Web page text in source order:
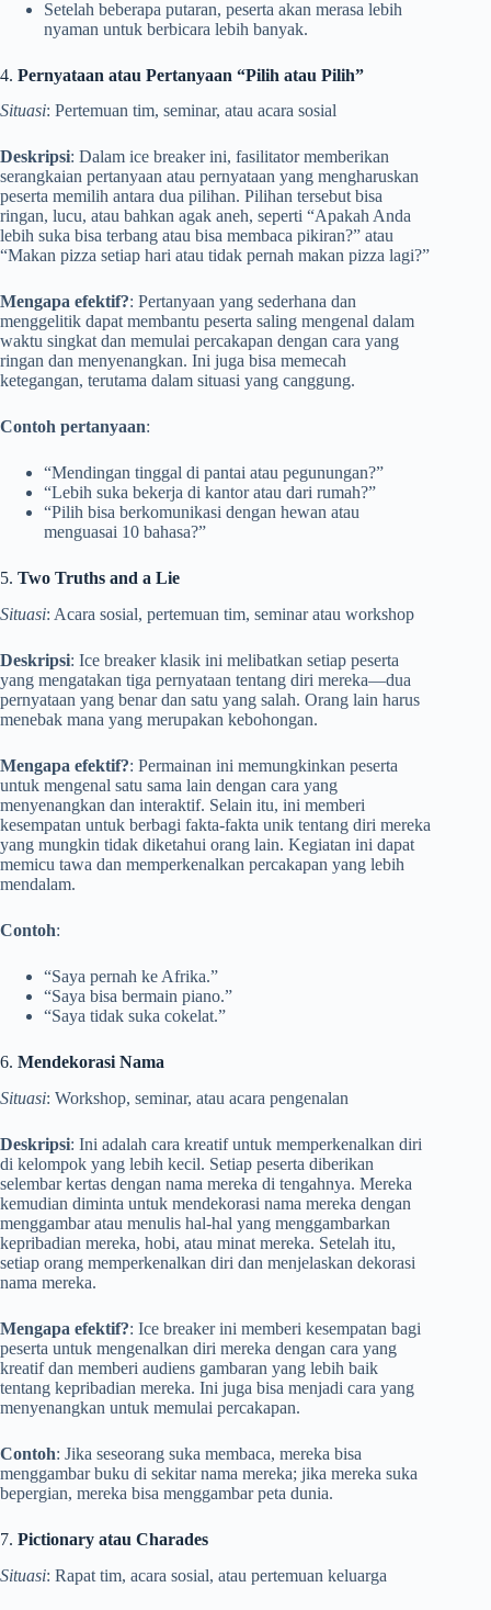
Setelah beberapa putaran, peserta akan merasa lebih
nyaman untuk berbicara lebih banyak.
4. Pernyataan atau Pertanyaan “Pilih atau Pilih”
Situasi: Pertemuan tim, seminar, atau acara sosial
Deskripsi: Dalam ice breaker ini, fasilitator memberikan
serangkaian pertanyaan atau pernyataan yang mengharuskan
peserta memilih antara dua pilihan. Pilihan tersebut bisa
ringan, lucu, atau bahkan agak aneh, seperti “Apakah Anda
lebih suka bisa terbang atau bisa membaca pikiran?” atau
“Makan pizza setiap hari atau tidak pernah makan pizza lagi?”
Mengapa efektif?: Pertanyaan yang sederhana dan
menggelitik dapat membantu peserta saling mengenal dalam
waktu singkat dan memulai percakapan dengan cara yang
ringan dan menyenangkan. Ini juga bisa memecah
ketegangan, terutama dalam situasi yang canggung.
Contoh pertanyaan:
“Mendingan tinggal di pantai atau pegunungan?”
“Lebih suka bekerja di kantor atau dari rumah?”
“Pilih bisa berkomunikasi dengan hewan atau
menguasai 10 bahasa?”
5. Two Truths and a Lie
Situasi: Acara sosial, pertemuan tim, seminar atau workshop
Deskripsi: Ice breaker klasik ini melibatkan setiap peserta
yang mengatakan tiga pernyataan tentang diri mereka—dua
pernyataan yang benar dan satu yang salah. Orang lain harus
menebak mana yang merupakan kebohongan.
Mengapa efektif?: Permainan ini memungkinkan peserta
untuk mengenal satu sama lain dengan cara yang
menyenangkan dan interaktif. Selain itu, ini memberi
kesempatan untuk berbagi fakta-fakta unik tentang diri mereka
yang mungkin tidak diketahui orang lain. Kegiatan ini dapat
memicu tawa dan memperkenalkan percakapan yang lebih
mendalam.
Contoh:
“Saya pernah ke Afrika.”
“Saya bisa bermain piano.”
“Saya tidak suka cokelat.”
6. Mendekorasi Nama
Situasi: Workshop, seminar, atau acara pengenalan
Deskripsi: Ini adalah cara kreatif untuk memperkenalkan diri
di kelompok yang lebih kecil. Setiap peserta diberikan
selembar kertas dengan nama mereka di tengahnya. Mereka
kemudian diminta untuk mendekorasi nama mereka dengan
menggambar atau menulis hal-hal yang menggambarkan
kepribadian mereka, hobi, atau minat mereka. Setelah itu,
setiap orang memperkenalkan diri dan menjelaskan dekorasi
nama mereka.
Mengapa efektif?: Ice breaker ini memberi kesempatan bagi
peserta untuk mengenalkan diri mereka dengan cara yang
kreatif dan memberi audiens gambaran yang lebih baik
tentang kepribadian mereka. Ini juga bisa menjadi cara yang
menyenangkan untuk memulai percakapan.
Contoh: Jika seseorang suka membaca, mereka bisa
menggambar buku di sekitar nama mereka; jika mereka suka
bepergian, mereka bisa menggambar peta dunia.
7. Pictionary atau Charades
Situasi: Rapat tim, acara sosial, atau pertemuan keluarga